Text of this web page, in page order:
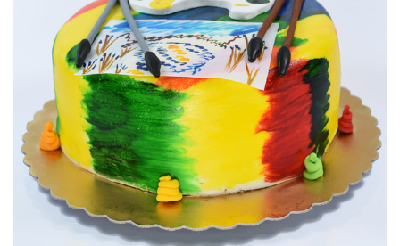
Torturi in frosting- crema pentru
Torturi cu flori
Tortulețe 1.7 kg - 2 kg